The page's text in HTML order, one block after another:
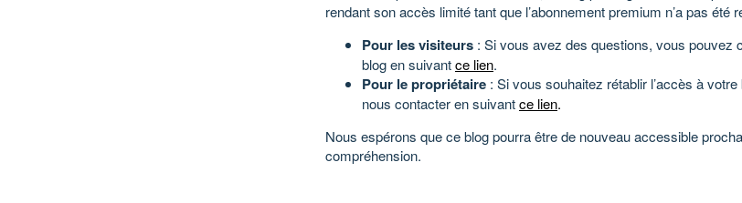
rendant son accès limité tant que l’abonnement premium n’a pas été
Pour les visiteurs : Si vous avez des questions, vous pouvez
blog en suivantce lien.
Pour le propriétaire : Si vous souhaitez rétablir l’accès à
nous contacter en suivantce lien.
Nous espérons que ce blog pourra être de nouveau accessible
compréhension.